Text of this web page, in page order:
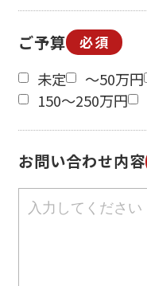
ご予算 必須
未定 ～50万円
150～250万円
お問い合わせ内容